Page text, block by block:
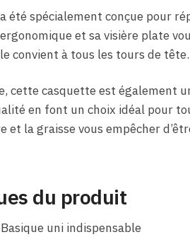
été spécialement conçue pour
et sa visière plate
convient à tous les tours de tête.
cette casquette est également
en font un choix idéal pour
et la graisse vous empêcher
du produit
uni indispensable